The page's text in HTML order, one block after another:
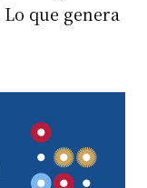
Lo que genera